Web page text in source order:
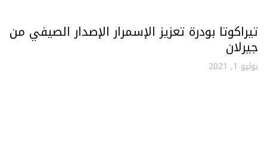
تيراكوتا بودرة تعزيز الإسمرار الإصدار الصيفي من
جيرلان
يوليو 1, 2021